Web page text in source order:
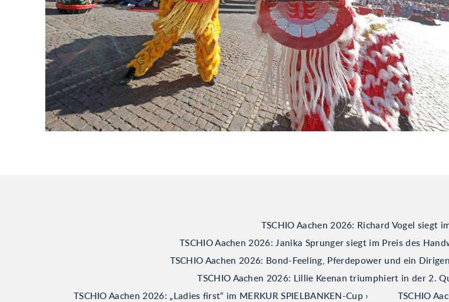
TSCHIO Aachen 2026: Richard Vogel siegt
TSCHIO Aachen 2026: Janika Sprunger siegt im Preis des
TSCHIO Aachen 2026: Bond-Feeling, Pferdepower und ein
TSCHIO Aachen 2026: Lillie Keenan triumphiert in der 2.
TSCHIO Aachen 2026: „Ladies first“ im MERKUR SPIELBANKEN-Cup
TSCHIO